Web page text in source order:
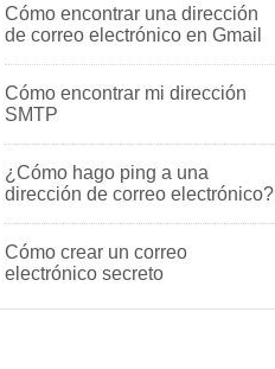
Cómo encontrar una dirección
de correo electrónico en Gmail
Cómo encontrar mi dirección
SMTP
¿Cómo hago ping a una
dirección de correo electrónico?
Cómo crear un correo
electrónico secreto